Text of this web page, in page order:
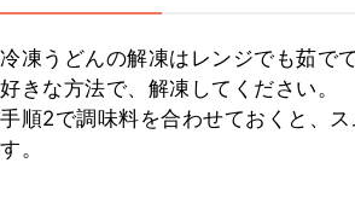
冷凍うどんの解凍はレンジでも茹で
好きな方法で、解凍してください。
手順2で調味料を合わせておくと、
す。